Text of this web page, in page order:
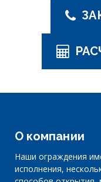
О компании
Наши ограждения
исполнения,